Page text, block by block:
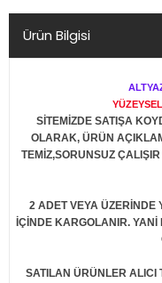
Ürün Bilgisi
SİTEMİZDE SATIŞA
OLARAK, ÜRÜN
TEMİZ,SORUNSUZ
2 ADET VEYA ÜZERİNDE
İÇİNDE KARGOLANIR.
SATILAN ÜRÜNLER ALICI